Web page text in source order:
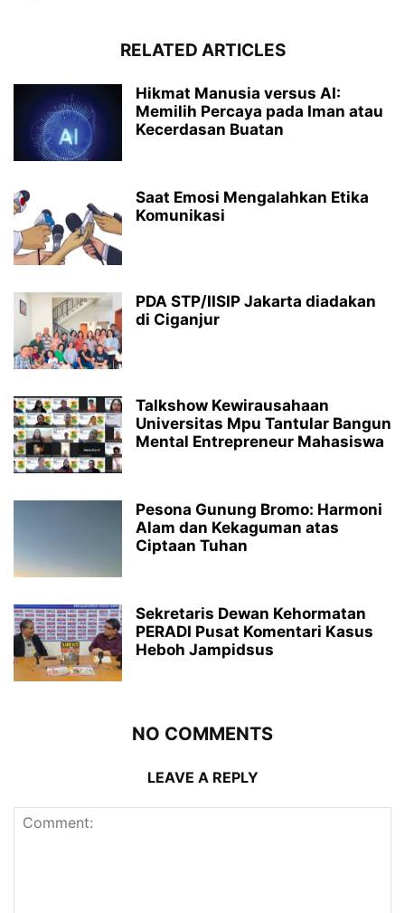
RELATED ARTICLES
Hikmat Manusia versus AI:
Memilih Percaya pada Iman atau
Kecerdasan Buatan
Saat Emosi Mengalahkan Etika
Komunikasi
PDA STP/IISIP Jakarta diadakan
di Ciganjur
Talkshow Kewirausahaan
Universitas Mpu Tantular Bangun
Mental Entrepreneur Mahasiswa
Pesona Gunung Bromo: Harmoni
Alam dan Kekaguman atas
Ciptaan Tuhan
Sekretaris Dewan Kehormatan
PERADI Pusat Komentari Kasus
Heboh Jampidsus
NO COMMENTS
LEAVE A REPLY